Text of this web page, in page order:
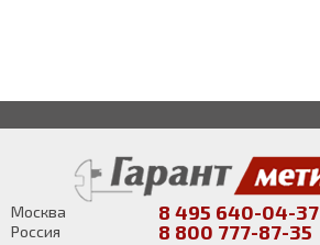
Москва 8 495 640-04-37
Россия 8 800 777-87-35